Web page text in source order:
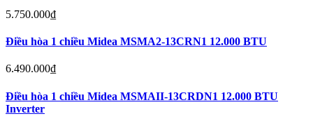
5.750.000₫
Điều hòa 1 chiều Midea MSMA2-13CRN1 12.000 BTU
6.490.000₫
Điều hòa 1 chiều Midea MSMAII-13CRDN1 12.000 BTU
Inverter